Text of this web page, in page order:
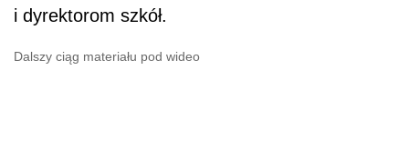
i dyrektorom szkół.
Dalszy ciąg materiału pod wideo